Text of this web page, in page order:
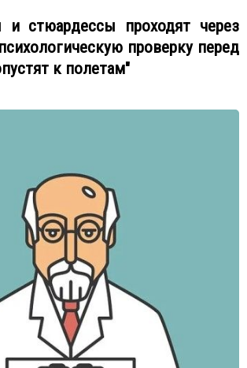
и стюардессы проходят через
проверку перед
к полетам"